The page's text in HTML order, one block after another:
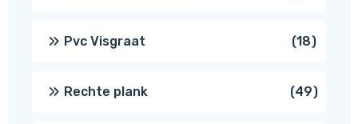
Pvc Visgraat 1818
Rechte plank 4949